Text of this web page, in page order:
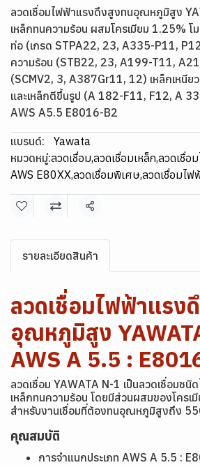
ลวดเชื่อมไฟฟ้าแรงดึงสูงทนอุณหภูมิสูง
เหล็กทนความร้อน ผสมโครเมียม 1.25% โ
ท่อ (เกรด STPA22, 23, A335-P11,
ความร้อน (STB22, 23, A199-T11,
(SCMV2, 3, A387Gr11, 12) เหล็กเหนี
และเหล็กตีขึ้นรูป (A 182-F11, F12, A
AWS A5.5 E8016-B2
แบรนด์:
Yawata
หมวดหมู่:ลวดเชื่อม,ลวดเชื่อมเหล็ก,ลวดเชื่อ
AWS E80XX,ลวดเชื่อมพิเศษ,ลวดเชื่อมไฟ
แชร์
รายละเอียดสินค้า
ลวดเชื่อมไฟฟ้าแรง
อุณหภูมิสูง
AWS A 5.5 :
ลวดเชื่อม YAWATA N-1 เป็นลวดเชื่อมชนิ
เหล็กทนความร้อน โดยมีส่วนผสมของโครเมี
สำหรับงานเชื่อมที่ต้องทนอุณหภูมิสูงถึง
คุณสมบัติ
การจำแนกประเภท AWS A 5.5 :